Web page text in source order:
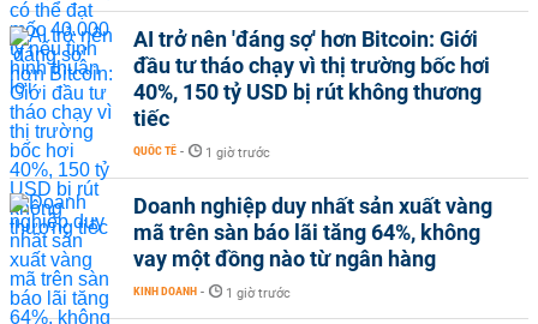
AI trở nên 'đáng sợ' hơn Bitcoin: Giới
đầu tư tháo chạy vì thị trường bốc hơi
40%, 150 tỷ USD bị rút không thương
tiếc
QUỐC TẾ - 1 giờ trước
Doanh nghiệp duy nhất sản xuất vàng
mã trên sàn báo lãi tăng 64%, không
vay một đồng nào từ ngân hàng
KINH DOANH - 1 giờ trước